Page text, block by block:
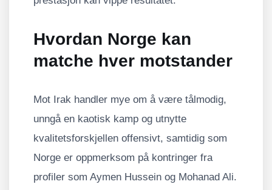
Hvordan Norge kan
matche hver motstander
Mot Irak handler mye om å være tålmodig,
unngå en kaotisk kamp og utnytte
kvalitetsforskjellen offensivt, samtidig som
Norge er oppmerksom på kontringer fra
profiler som Aymen Hussein og Mohanad Ali.